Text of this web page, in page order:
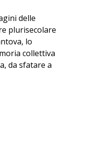
delle
plurisecolare
lo
collettiva
da sfatare a